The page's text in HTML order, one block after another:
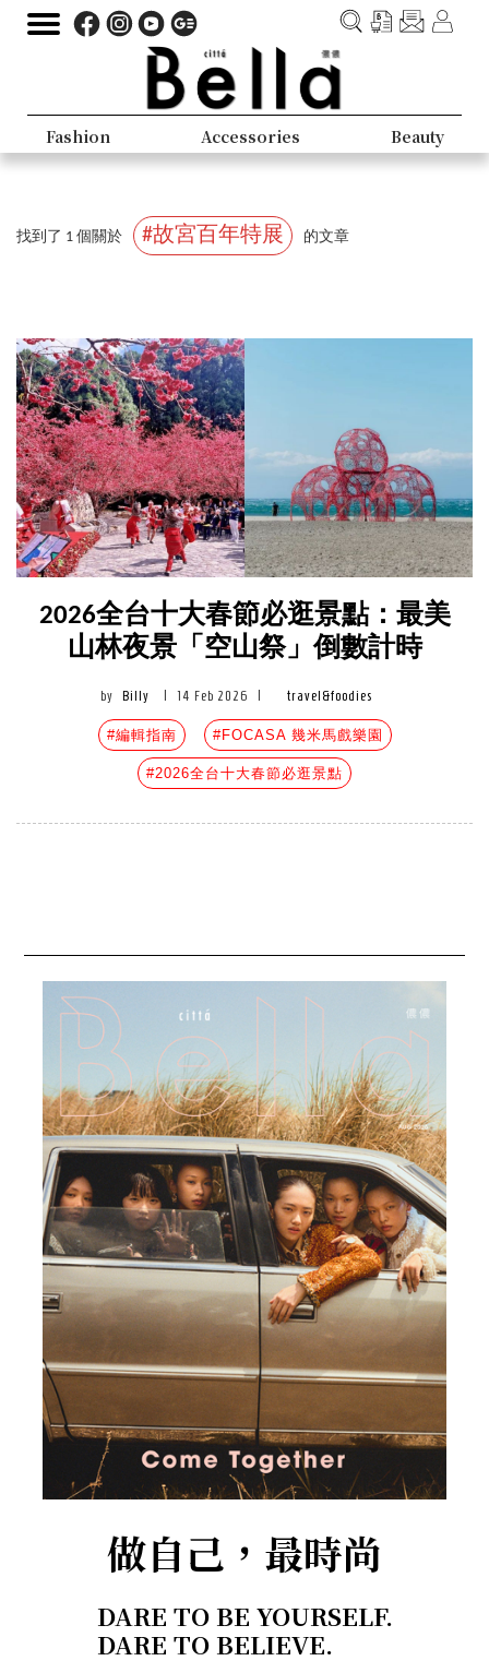
Fashion Accessories Beauty
找到了 1 個關於 #故宮百年特展 的文章
2026全台十大春節必逛景點：最美
山林夜景「空山祭」倒數計時
by Billy 14 Feb 2026 travel&foodies
#編輯指南 #FOCASA 幾米馬戲樂園
#2026全台十大春節必逛景點
做自己，最時尚
DARE TO BE YOURSELF.
DARE TO BELIEVE.